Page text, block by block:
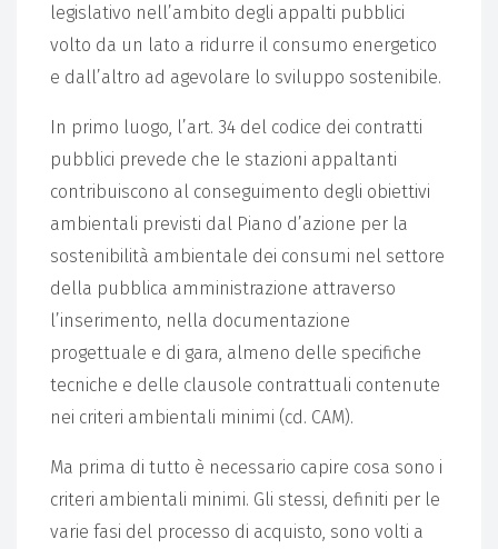
legislativo nell’ambito degli appalti pubblici
volto da un lato a ridurre il consumo energetico
e dall’altro ad agevolare lo sviluppo sostenibile.
In primo luogo, l’art. 34 del codice dei contratti
pubblici prevede che le stazioni appaltanti
contribuiscono al conseguimento degli obiettivi
ambientali previsti dal Piano d’azione per la
sostenibilità ambientale dei consumi nel settore
della pubblica amministrazione attraverso
l’inserimento, nella documentazione
progettuale e di gara, almeno delle specifiche
tecniche e delle clausole contrattuali contenute
nei criteri ambientali minimi (cd. CAM).
Ma prima di tutto è necessario capire cosa sono i
criteri ambientali minimi. Gli stessi, definiti per le
varie fasi del processo di acquisto, sono volti a